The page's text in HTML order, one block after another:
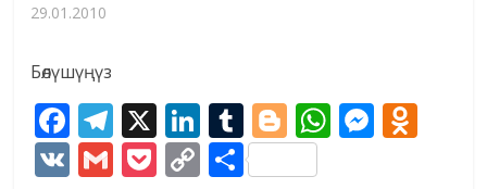
29.01.2010
Бөлүшүңүз
F
ac
T
el
X Li
n
T
u
Bl
o
W M
V G P C S